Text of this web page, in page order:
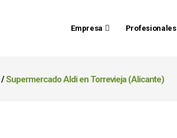
Empresa Profesionales
/Supermercado Aldi en Torrevieja (Alicante)